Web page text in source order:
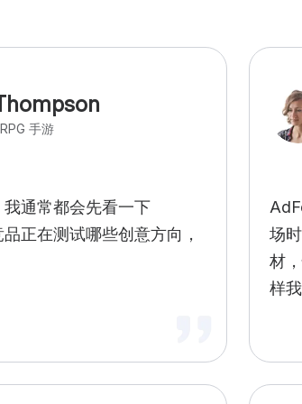
手游
通常都会先看一下
正在测试哪些创意方向，
场
材
样